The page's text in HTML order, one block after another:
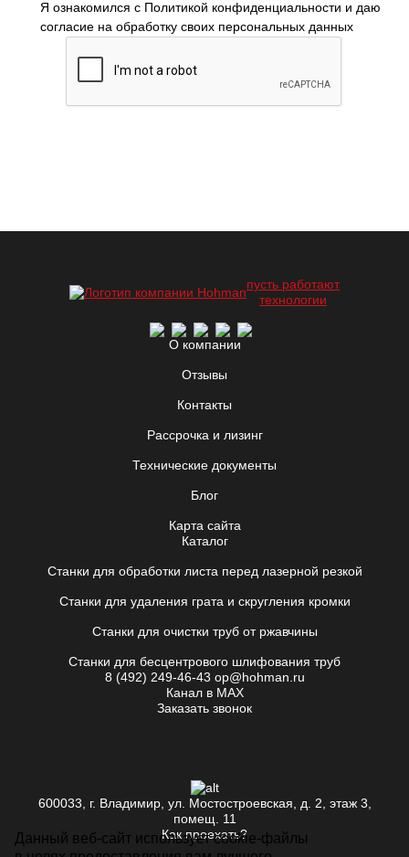
Я ознакомился с Политикой конфиденциальности и даю
согласие на обработку своих персональных данных
пусть работают
технологии
О компании
Отзывы
Контакты
Рассрочка и лизинг
Технические документы
Блог
Карта сайта
Каталог
Станки для обработки листа перед лазерной резкой
Станки для удаления грата и скругления кромки
Станки для очистки труб от ржавчины
Станки для бесцентрового шлифования труб
8 (492) 249-46-43 op@hohman.ru
Канал в MAX
Заказать звонок
600033, г. Владимир, ул. Мостостроевская, д. 2, этаж 3,
помещ. 11
Как проехать?
Данный веб-сайт использует cookie-файлы